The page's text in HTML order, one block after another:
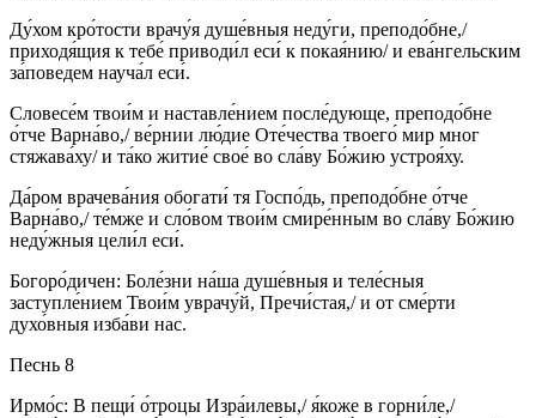
Ду́хом кро́тости врачу́я душе́вныя неду́ги, преподо́бне,/
приходя́щия к тебе́ приводи́л еси́ к покая́нию/ и ева́нгельским
за́поведем науча́л еси́.
Словесе́м твои́м и наставле́нием после́дующе, преподо́бне
о́тче Варна́во,/ ве́рнии лю́дие Оте́чества твоего́ мир мног
стяжава́ху/ и та́ко житие́ свое́ во сла́ву Бо́жию устроя́ху.
Да́ром врачева́ния обогати́ тя Госпо́дь, преподо́бне о́тче
Варна́во,/ те́мже и сло́вом твои́м смире́нным во сла́ву Бо́жию
неду́жныя цели́л еси́.
Богоро́дичен: Боле́зни на́ша душе́вныя и теле́сныя
заступле́нием Твои́м уврачу́й, Пречи́стая,/ и от сме́рти
духо́вныя изба́ви нас.
Песнь 8
Ирмо́с: В пещи́ о́троцы Изра́илевы,/ я́коже в горни́ле,/